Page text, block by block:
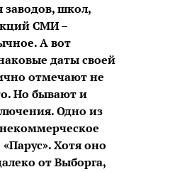
школ,
СМИ –
А вот
даты своей
отмечают не
Но бывают и
Одно из
Хотя оно
от Выборга,